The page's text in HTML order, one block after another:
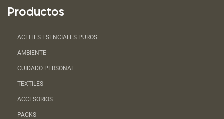
Productos
ACEITES ESENCIALES PUROS
AMBIENTE
CUIDADO PERSONAL
TEXTILES
ACCESORIOS
PACKS